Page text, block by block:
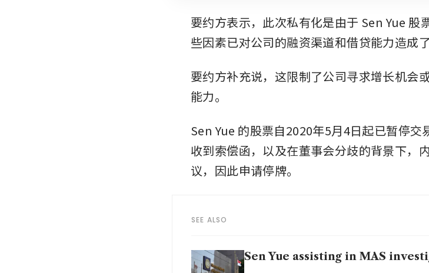
要约方表示，此次私有化是由于 Sen Yue 股
些因素已对公司的融资渠道和借贷能力造成
要约方补充说，这限制了公司寻求增长机会
能力。
Sen Yue 的股票自2020年5月4日起已暂停
收到索偿函，以及在董事会分歧的背景下，
议，因此申请停牌。
SEE ALSO
Sen Yue assisting in MAS